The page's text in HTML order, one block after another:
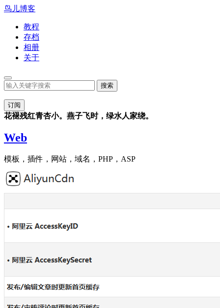
鸟儿博客
教程
存档
相册
关于
订阅
花褪残红青杏小。燕子飞时，绿水人家绕。
Web
模板，插件，网站，域名，PHP，ASP